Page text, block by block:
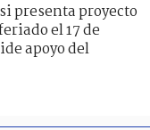
presenta proyecto
el 17 de
apoyo del